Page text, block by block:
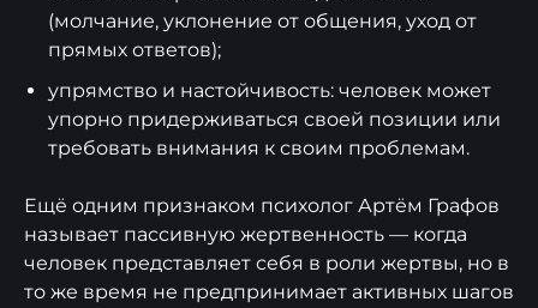
(молчание, уклонение от общения, уход от
прямых ответов);
упрямство и настойчивость: человек может
упорно придерживаться своей позиции или
требовать внимания к своим проблемам.
Ещё одним признаком психолог Артём Графов
называет пассивную жертвенность — когда
человек представляет себя в роли жертвы, но в
то же время не предпринимает активных шагов